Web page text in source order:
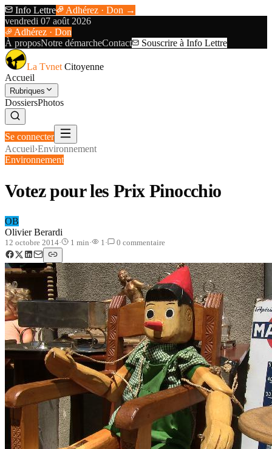
Info Lettre
Adhérez · Don →
vendredi 07 août 2026
Adhérez · Don
À proposNotre démarcheContact Souscrire à Info Lettre
La Tvnet Citoyenne
Accueil
Rubriques
DossiersPhotos
Se connecter
Accueil›Environnement
Environnement
Votez pour les Prix Pinocchio
OB
Olivier Berardi
12 octobre 2014· 1 min· 1 · 0 commentaire